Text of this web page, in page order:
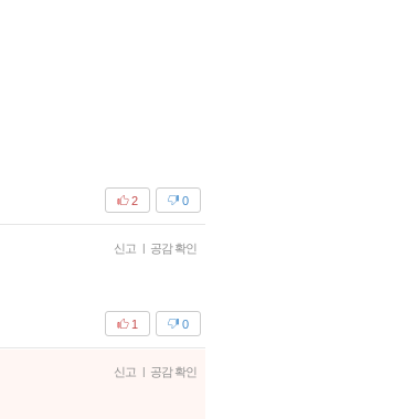
0
2
신고 공감 확인
0
1
신고 공감 확인